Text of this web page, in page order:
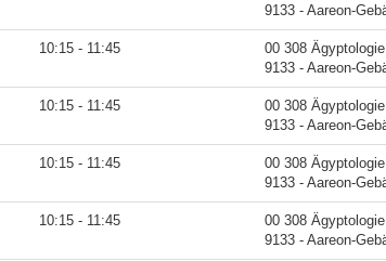
9133 - Aareon-
10:15 - 11:45
00 308 Ägyptologie
9133 - Aareon-
10:15 - 11:45
00 308 Ägyptologie
9133 - Aareon-
10:15 - 11:45
00 308 Ägyptologie
9133 - Aareon-
10:15 - 11:45
00 308 Ägyptologie
9133 - Aareon-